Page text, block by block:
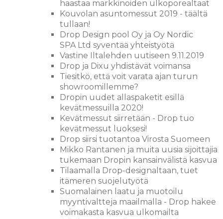
haastaa markkinoiden ulkoporealtaat
Kouvolan asuntomessut 2019 - täältä
tullaan!
Drop Design pool Oy ja Oy Nordic
SPA Ltd syventää yhteistyötä
Vastine Iltalehden uutiseen 9.11.2019
Drop ja Dixu yhdistävät voimansa
Tiesitkö, että voit varata ajan turun
showroomillemme?
Dropin uudet allaspaketit esillä
kevätmessuilla 2020!
Kevätmessut siirretään - Drop tuo
kevätmessut luoksesi!
Drop siirsi tuotantoa Virosta Suomeen
Mikko Rantanen ja muita uusia sijoittajia
tukemaan Dropin kansainvälistä kasvua
Tilaamalla Drop-designaltaan, tuet
itämeren suojelutyötä
Suomalainen laatu ja muotoilu
myyntivaltteja maailmalla - Drop hakee
voimakasta kasvua ulkomailta